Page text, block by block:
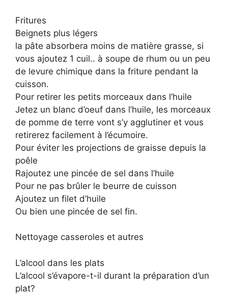
Fritures
Beignets plus légers
la pâte absorbera moins de matière grasse, si
vous ajoutez 1 cuil.. à soupe de rhum ou un peu
de levure chimique dans la friture pendant la
cuisson.
Pour retirer les petits morceaux dans l’huile
Jetez un blanc d’oeuf dans l’huile, les morceaux
de pomme de terre vont s’y agglutiner et vous
retirerez facilement à l’écumoire.
Pour éviter les projections de graisse depuis la
poêle
Rajoutez une pincée de sel dans l’huile
Pour ne pas brûler le beurre de cuisson
Ajoutez un filet d’huile
Ou bien une pincée de sel fin.
Nettoyage casseroles et autres
L’alcool dans les plats
L’alcool s’évapore-t-il durant la préparation d’un
plat?